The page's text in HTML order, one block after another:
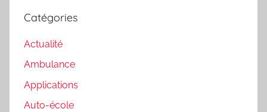
Catégories
Actualité
Ambulance
Applications
Auto-école